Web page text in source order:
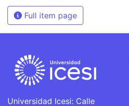
Full item page
Universidad Icesi: Calle